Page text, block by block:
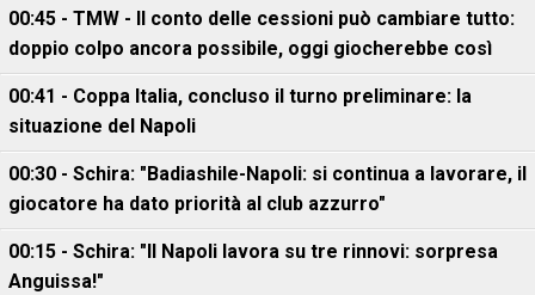
00:45 - TMW - Il conto delle cessioni può cambiare tutto:
doppio colpo ancora possibile, oggi giocherebbe così
00:41 - Coppa Italia, concluso il turno preliminare: la
situazione del Napoli
00:30 - Schira: "Badiashile-Napoli: si continua a lavorare, il
giocatore ha dato priorità al club azzurro"
00:15 - Schira: "Il Napoli lavora su tre rinnovi: sorpresa
Anguissa!"